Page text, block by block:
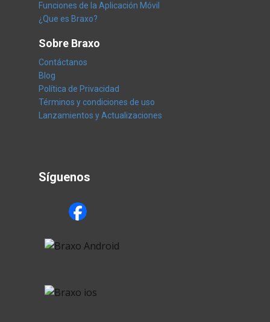
Funciones de la Aplicación Móvil
¿Que es Braxo?
Sobre Braxo
Contáctanos
Blog
Política de Privacidad
Términos y condiciones de uso
Lanzamientos y Actualizaciones
Síguenos